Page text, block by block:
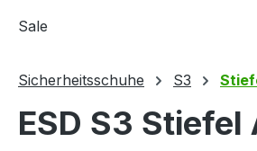
Sale
Sicherheitsschuhe S3
ESD S3 Stiefel